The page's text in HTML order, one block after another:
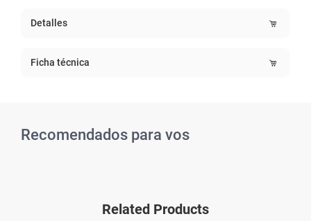
Detalles
Ficha técnica
Recomendados para vos
Related Products